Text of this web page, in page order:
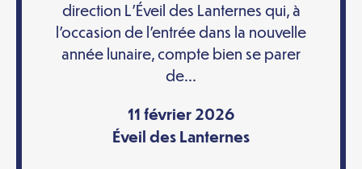
direction L’Éveil des Lanternes qui, à
l’occasion de l’entrée dans la nouvelle
année lunaire, compte bien se parer
de...
11 février 2026
Éveil des Lanternes